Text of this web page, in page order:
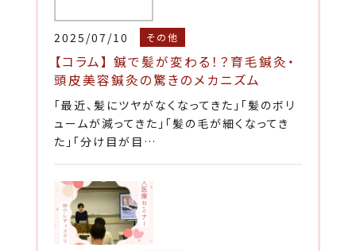
2025/07/10 その他
【コラム】 鍼で髪が変わる！？育毛鍼灸・
頭皮美容鍼灸の驚きのメカニズム
「最近、髪にツヤがなくなってきた」「髪のボリ
ュームが減ってきた」「髪の毛が細くなってき
た」「分け目が目…